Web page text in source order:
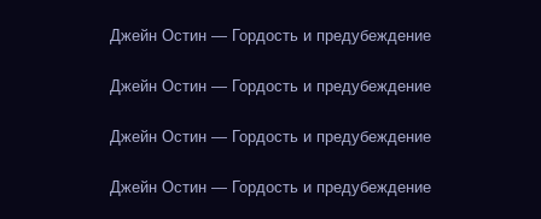
Джейн Остин — Гордость и предубеждение
Джейн Остин — Гордость и предубеждение
Джейн Остин — Гордость и предубеждение
Джейн Остин — Гордость и предубеждение